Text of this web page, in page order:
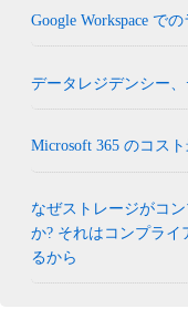
Google Workspace で
データレジデンシー
Microsoft 365 のコス
なぜストレージがコ
か? それはコンプラ
るから